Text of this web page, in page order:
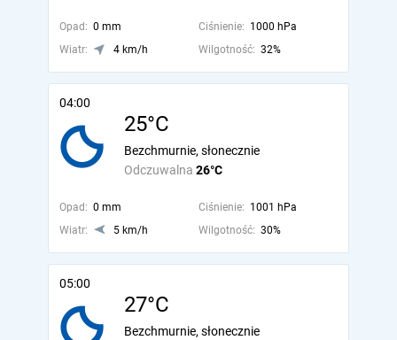
Opad: 0 mm Ciśnienie: 1000 hPa
Wiatr:
4 km/h Wilgotność: 32%
04:00
25°C
Odczuwalna 26°C
Bezchmurnie, słonecznie
Opad: 0 mm Ciśnienie: 1001 hPa
Wiatr:
5 km/h Wilgotność: 30%
05:00
27°C
Bezchmurnie, słonecznie